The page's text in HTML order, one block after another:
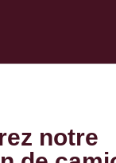
notre